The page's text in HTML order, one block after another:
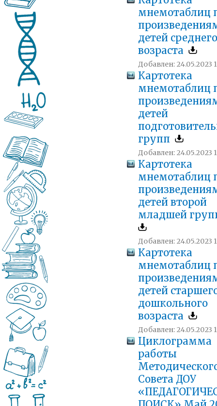
мнемотаблиц
детей среднего
возраста
Добавлен: 24.05.2023
Картотека
мнемотаблиц
детей
групп
Добавлен: 24.05.2023
Картотека
мнемотаблиц
детей второй
младшей
Добавлен: 24.05.2023
Картотека
мнемотаблиц
детей
дошкольного
возраста
Добавлен: 24.05.2023
Циклограмма
работы
Совета ДОУ